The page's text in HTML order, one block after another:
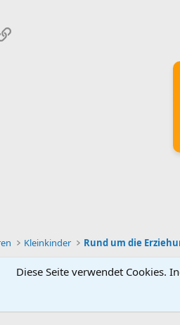
Link
Kleinkinder Rund um die
[Du]Diese Seite verwendet Cookies.